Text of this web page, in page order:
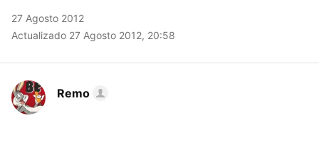
27 Agosto 2012
Actualizado 27 Agosto 2012, 20:58
Remo